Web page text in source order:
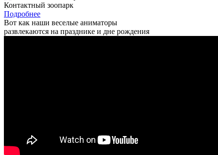
Контактный зоопарк
Подробнее
Вот как наши веселые аниматоры
развлекаются на празднике и дне рождения